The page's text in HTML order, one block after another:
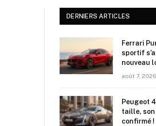
DERNIERS ARTICLES
Ferrari
sportif
nouveau
août 7, 2026
Peugeot
taille,
confirmé !